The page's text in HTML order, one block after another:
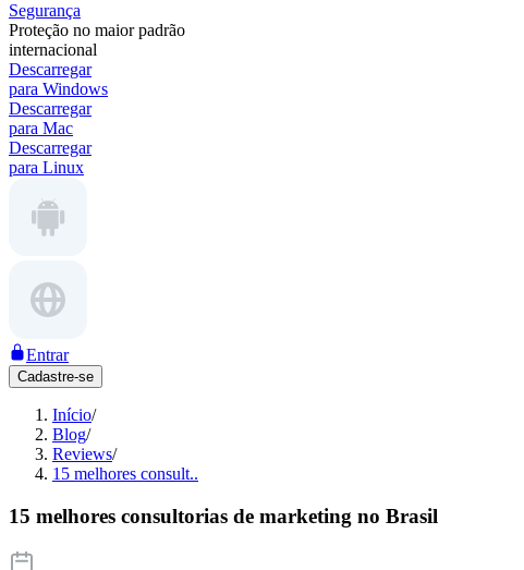
Segurança
Proteção no maior padrão
internacional
Descarregar
para Windows
Descarregar
para Mac
Descarregar
para Linux
Entrar
Cadastre-se
Início/
Blog/
Reviews/
15 melhores consult..
15 melhores consultorias de marketing no Brasil